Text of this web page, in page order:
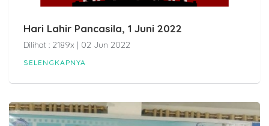
Hari Lahir Pancasila, 1 Juni 2022
Dilihat : 2189x | 02 Jun 2022
SELENGKAPNYA